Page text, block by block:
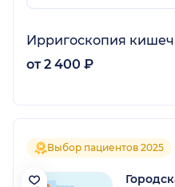
Ирригоскопия
от 2 400 ₽
Выбор пациентов 2025